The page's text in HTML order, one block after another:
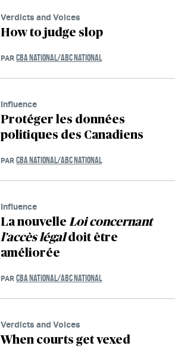
Verdicts and Voices
How to judge slop
PAR CBA NATIONAL/ABC NATIONAL
Influence
Protéger les données
politiques des Canadiens
PAR CBA NATIONAL/ABC NATIONAL
Influence
La nouvelle Loi concernant
l’accès légaldoit être
améliorée
PAR CBA NATIONAL/ABC NATIONAL
Verdicts and Voices
When courts get vexed